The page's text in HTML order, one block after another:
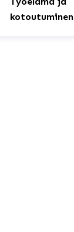
kotoutuminen